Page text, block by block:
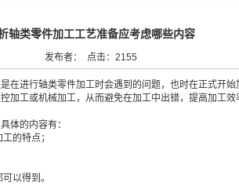
轴类零件加工工艺准备应考虑哪些内容
发布者： 点击：2155
在进行轴类零件加工时会遇到的问题，也时在正式开
加工或机械加工，从而避免在加工中出错，提高加工效
体的内容有：
的特点；
以得到。